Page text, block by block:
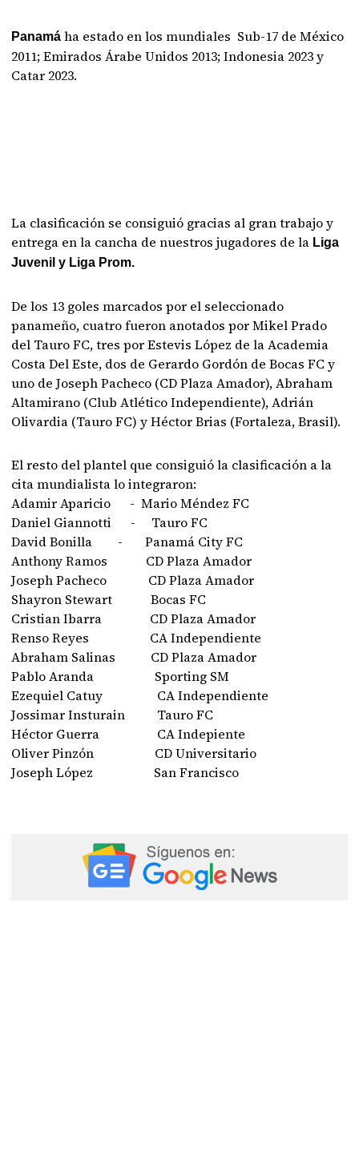
Panamáha estado en los mundiales Sub-17 de México
2011; Emirados Árabe Unidos 2013; Indonesia 2023 y
Catar 2023.
La clasificación se consiguió gracias al gran trabajo y
entrega en la cancha de nuestros jugadores de la Liga
Juvenil y Liga Prom.
De los 13 goles marcados por el seleccionado
panameño, cuatro fueron anotados por Mikel Prado
del Tauro FC, tres por Estevis López de la Academia
Costa Del Este, dos de Gerardo Gordón de Bocas FC y
uno de Joseph Pacheco (CD Plaza Amador), Abraham
Altamirano (Club Atlético Independiente), Adrián
Olivardia (Tauro FC) y Héctor Brias (Fortaleza, Brasil).
El resto del plantel que consiguió la clasificación a la
cita mundialista lo integraron:
Adamir Aparicio - Mario Méndez FC
Daniel Giannotti - Tauro FC
David Bonilla - Panamá City FC
Anthony Ramos CD Plaza Amador
Joseph Pacheco CD Plaza Amador
Shayron Stewart Bocas FC
Cristian Ibarra CD Plaza Amador
Renso Reyes CA Independiente
Abraham Salinas CD Plaza Amador
Pablo Aranda Sporting SM
Ezequiel Catuy CA Independiente
Jossimar Insturain Tauro FC
Héctor Guerra CA Indepiente
Oliver Pinzón CD Universitario
Joseph López San Francisco